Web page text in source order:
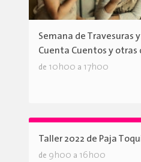
Semana de Travesuras
Cuenta Cuentos y otras
de 10h00 a 17h00
Taller 2022 de Paja
de 9h00 a 16h00